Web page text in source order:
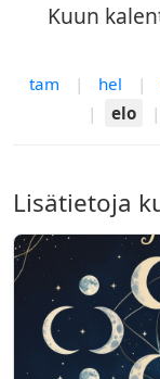
Kuun
tam | hel |
|
elo |
Lisätietoja